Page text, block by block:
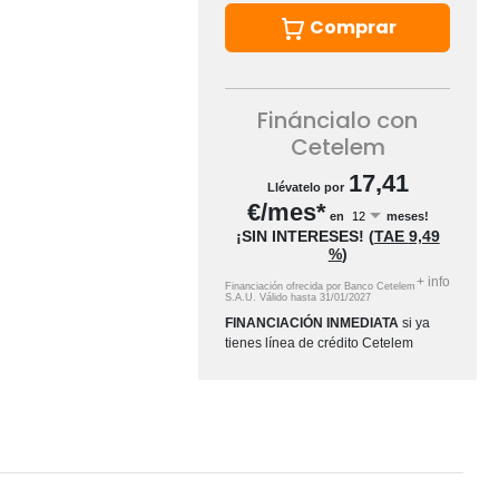
Comprar
Fináncialo con
Cetelem
Llévatelo por 17,41
€/mes* en meses!
¡SIN INTERESES! (TAE 9,49
%)
Financiación ofrecida por Banco Cetelem
S.A.U.Válido hasta31/01/2027
+ info
FINANCIACIÓN INMEDIATA si ya
tienes línea de crédito Cetelem